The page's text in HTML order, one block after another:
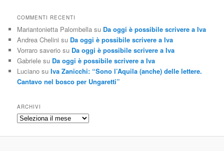
COMMENTI RECENTI
Mariantonietta Palombella su Da oggi è possibile scrivere a Iva
Andrea Chelini su Da oggi è possibile scrivere a Iva
Vorraro saverio su Da oggi è possibile scrivere a Iva
Gabriele su Da oggi è possibile scrivere a Iva
Luciano suIva Zanicchi: “Sono l’Aquila (anche) delle lettere.
Cantavo nel bosco per Ungaretti”
ARCHIVI
Archivi